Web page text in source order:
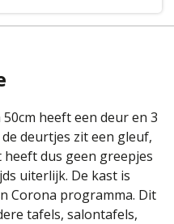
heeft een deur en 3
deurtjes zit een gleuf,
heeft dus geen greepjes
uiterlijk. De kast is
Corona programma. Dit
tafels, salontafels,